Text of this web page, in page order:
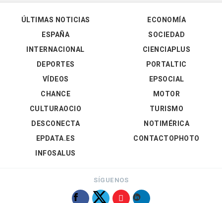
ÚLTIMAS NOTICIAS
ESPAÑA
INTERNACIONAL
DEPORTES
VÍDEOS
ECONOMÍA
SOCIEDAD
CIENCIAPLUS
PORTALTIC
EPSOCIAL
CHANCE
CULTURAOCIO
DESCONECTA
EPDATA.ES
INFOSALUS
MOTOR
TURISMO
NOTIMÉRICA
CONTACTOPHOTO
SÍGUENOS